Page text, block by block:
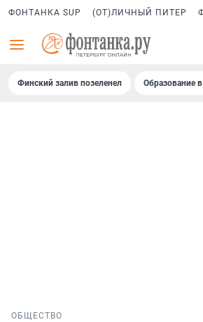
ФОНТАНКА SUP (ОТ)ЛИЧНЫЙ ПИТЕР
Финский залив позеленел Образование
ОБЩЕСТВО